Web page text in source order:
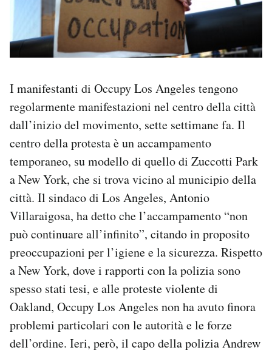
I manifestanti di Occupy Los Angeles tengono
regolarmente manifestazioni nel centro della città
dall’inizio del movimento, sette settimane fa. Il
centro della protesta è un accampamento
temporaneo, su modello di quello di Zuccotti Park
a New York, che si trova vicino al municipio della
città. Il sindaco di Los Angeles, Antonio
Villaraigosa, ha detto che l’accampamento “non
può continuare all’infinito”, citando in proposito
preoccupazioni per l’igiene e la sicurezza. Rispetto
a New York, dove i rapporti con la polizia sono
spesso stati tesi, e alle proteste violente di
Oakland, Occupy Los Angeles non ha avuto finora
problemi particolari con le autorità e le forze
dell’ordine. Ieri, però, il capo della polizia Andrew